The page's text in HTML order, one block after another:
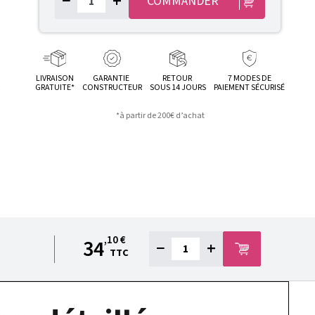
LIVRAISON
GRATUITE*
GARANTIE
CONSTRUCTEUR
RETOUR
SOUS 14 JOURS
7 MODES DE
PAIEMENT SÉCURISÉ
*à partir de 200€ d’achat
34,10 €
TTC
− +